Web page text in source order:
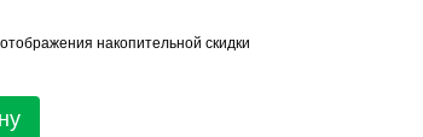
накопительной скидки